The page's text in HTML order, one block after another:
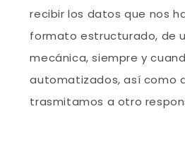
recibir los datos que nos
formato estructurado, de
mecánica, siempre y
automatizados, así como
trasmitamos a otro